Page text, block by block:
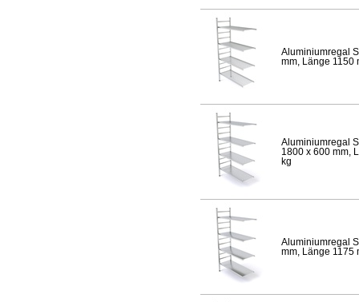
Aluminiumregal
mm, Länge 1150
Aluminiumregal
1800 x 600 mm,
kg
Aluminiumregal
mm, Länge 1175